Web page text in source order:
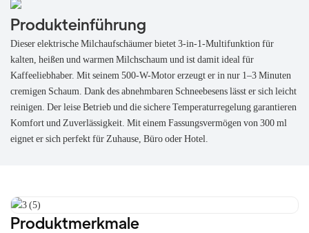
Produkteinführung
Dieser elektrische Milchaufschäumer bietet 3-in-1-Multifunktion für
kalten, heißen und warmen Milchschaum und ist damit ideal für
Kaffeeliebhaber. Mit seinem 500-W-Motor erzeugt er in nur 1–3 Minuten
cremigen Schaum. Dank des abnehmbaren Schneebesens lässt er sich leicht
reinigen. Der leise Betrieb und die sichere Temperaturregelung garantieren
Komfort und Zuverlässigkeit. Mit einem Fassungsvermögen von 300 ml
eignet er sich perfekt für Zuhause, Büro oder Hotel.
Produktmerkmale